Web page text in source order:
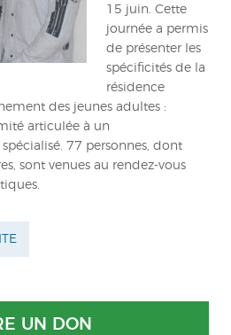
INTRANET
15 juin. Cette
journée a permis
de présenter les
spécificités de la
résidence
des jeunes adultes :
articulée à un
77 personnes, dont
sont venues au rendez-vous
UN DON